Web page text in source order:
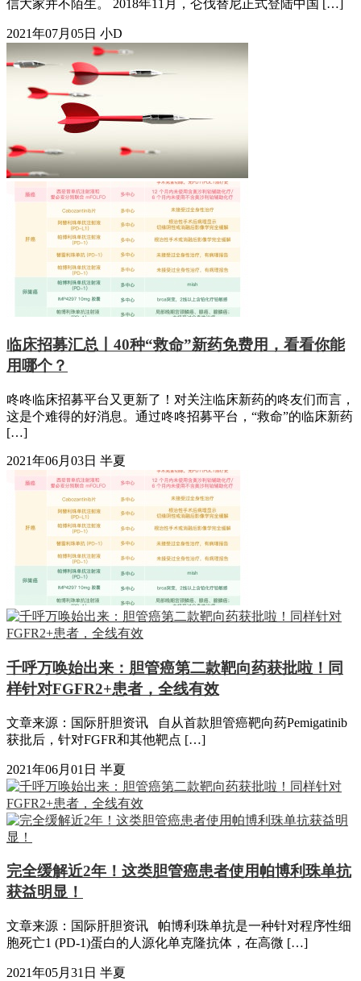
信大家并不陌生。 2018年11月，仑伐替尼正式登陆中国 […]
2021年07月05日 小D
临床招募汇总丨40种“救命”新药免费用，看看你能
用哪个？
咚咚临床招募平台又更新了！对关注临床新药的咚友们而言，
这是个难得的好消息。通过咚咚招募平台，“救命”的临床新药
[…]
2021年06月03日 半夏
千呼万唤始出来：胆管癌第二款靶向药获批啦！同
样针对FGFR2+患者，全线有效
文章来源：国际肝胆资讯 自从首款胆管癌靶向药Pemigatinib
获批后，针对FGFR和其他靶点 […]
2021年06月01日 半夏
完全缓解近2年！这类胆管癌患者使用帕博利珠单抗
获益明显！
文章来源：国际肝胆资讯 帕博利珠单抗是一种针对程序性细
胞死亡1 (PD-1)蛋白的人源化单克隆抗体，在高微 […]
2021年05月31日 半夏